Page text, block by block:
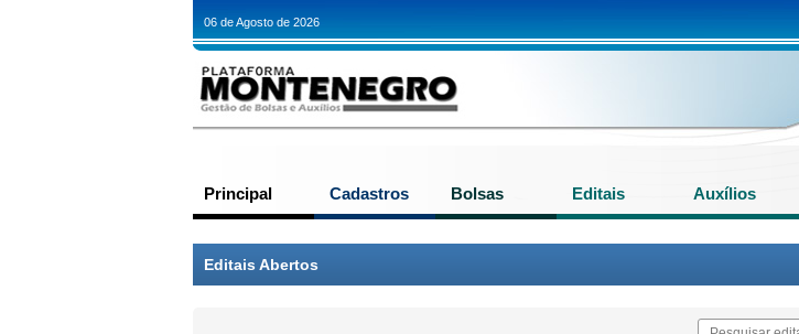
06 de Agosto de 2026
Principal Cadastros Bolsas Editais Auxílios
Editais Abertos